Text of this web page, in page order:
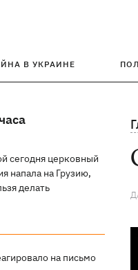
В УКРАИНЕ
сегодня церковный
напала на Грузию,
делать
на письмо